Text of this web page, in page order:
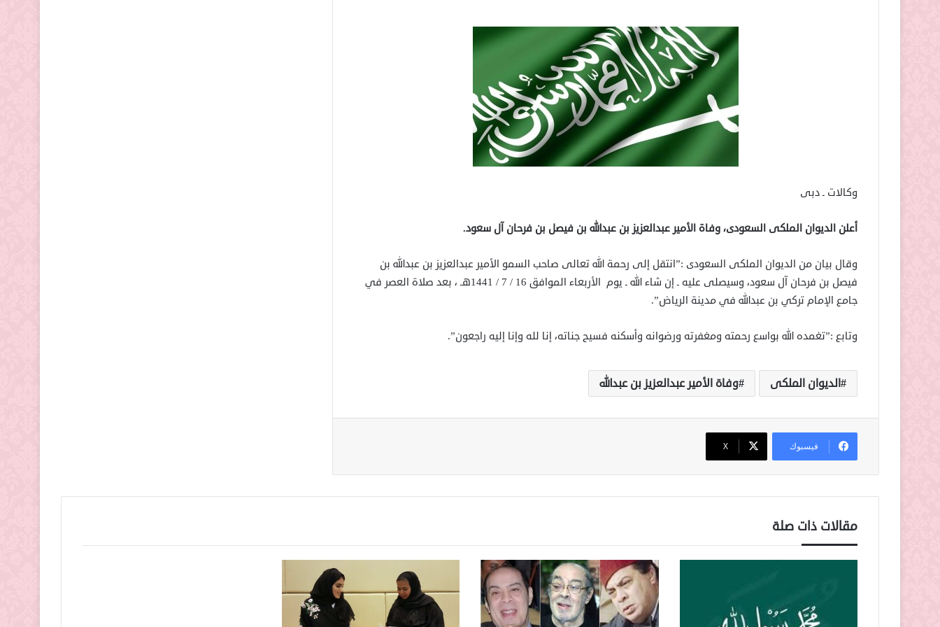
وكالات ـ دبى
أعلن الديوان الملكى السعودى، وفاة الأمير عبدالعزيز بن عبدالله بن فيصل بن فرحان آل سعود.
وقال بيان من الديوان الملكى السعودى :”انتقل إلى رحمة الله تعالى صاحب السمو الأمير عبدالعزيز بن عبدالله بن
فيصل بن فرحان آل سعود، وسيصلى عليه ـ إن شاء الله ـ يوم الأربعاء الموافق 16 / 7 / 1441هـ ، بعد صلاة العصر في
جامع الإمام تركي بن عبدالله في مدينة الرياض”.
وتابع :”تغمده الله بواسع رحمته ومغفرته ورضوانه وأسكنه فسيح جناته، إنا لله وإنا إليه راجعون”.
الديوان الملكى وفاة الأمير عبدالعزيز بن عبدالله
فيسبوك ‫X
مقالات ذات صلة